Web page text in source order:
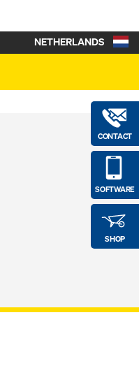
CONTACT
SOFTWARE
SHOP
NETHERLANDS